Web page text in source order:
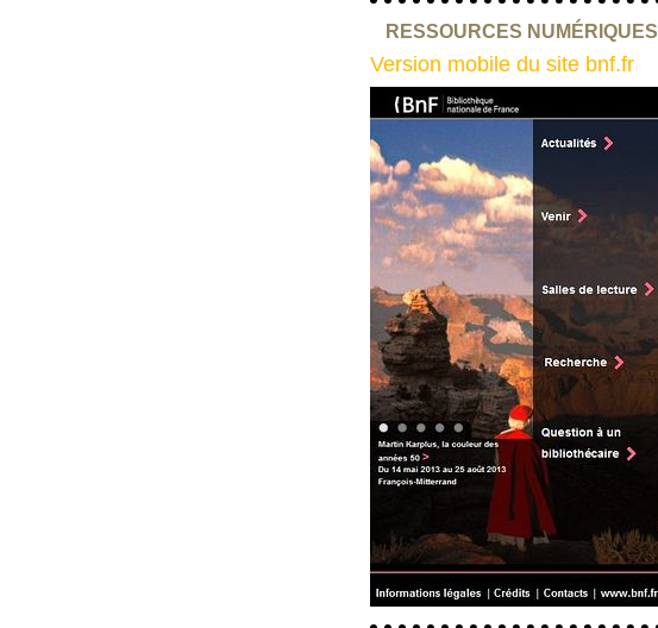
RESSOURCES NUMÉRIQUES
Version mobile du site bnf.fr